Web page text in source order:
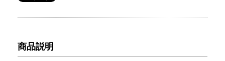
商品説明